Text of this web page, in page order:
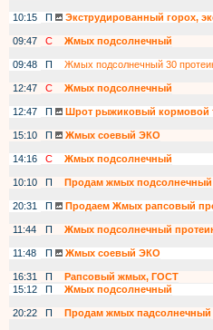
10:15
П
Экструдированный горох,
09:47
С
Жмых подсолнечный
09:48
П Жмых подсолнечный 30
12:47
С
Жмых подсолнечный
12:47
П Шрот рыжиковый кормовой
15:10
П
Жмых соевый ЭКО
14:16
С
Жмых подсолнечный
10:10
П Продам жмых подсолнечный
20:31
П Продаем Жмых рапсовый
11:44
П Жмых подсолнечный
11:48
П
Жмых соевый ЭКО
16:31
П Рапсовый жмых, ГОСТ
15:12
П Жмых подсолнечный
20:22
П Продам жмых падсолнечный